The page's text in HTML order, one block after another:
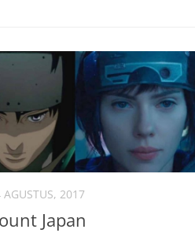
AGUSTUS, 2017
Japan